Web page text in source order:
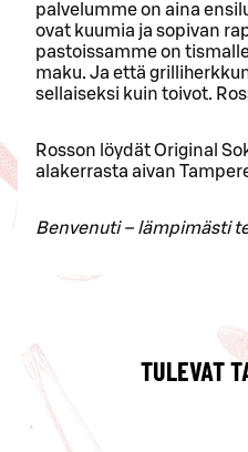
palvelumme on aina
ovat kuumia ja sopivan
pastoissamme on
maku. Ja että
sellaiseksi kuin toivot.
Rosson löydät Original
alakerrasta aivan
Benvenuti – lämpimästi
TULEVAT